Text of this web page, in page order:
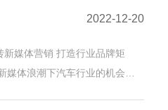
2022-12-20
媒体营销 打造行业品牌矩
体浪潮下汽车行业的机会，